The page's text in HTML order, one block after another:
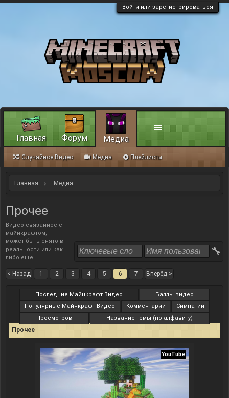
Войти или зарегистрироваться
Главная Медиа
Прочее
Видео связанное с
майнкрафтом,
может быть снято в
реальности или как
либо еще.
< Назад 1 2 3 4 5 6 7 Вперёд >
Последние Майнкрафт Видео
Баллы видео
Популярные Майнкрафт Видео
Комментарии
Симпатии
Просмотров
Название темы (по алфавиту)
Прочее
YouTube
Главная Форум Медиа
Случайное Видео Медиа Плейлисты